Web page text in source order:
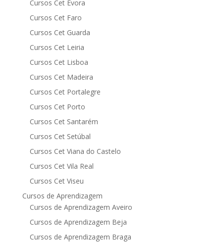
Cursos Cet Évora
Cursos Cet Faro
Cursos Cet Guarda
Cursos Cet Leiria
Cursos Cet Lisboa
Cursos Cet Madeira
Cursos Cet Portalegre
Cursos Cet Porto
Cursos Cet Santarém
Cursos Cet Setúbal
Cursos Cet Viana do Castelo
Cursos Cet Vila Real
Cursos Cet Viseu
Cursos de Aprendizagem
Cursos de Aprendizagem Aveiro
Cursos de Aprendizagem Beja
Cursos de Aprendizagem Braga